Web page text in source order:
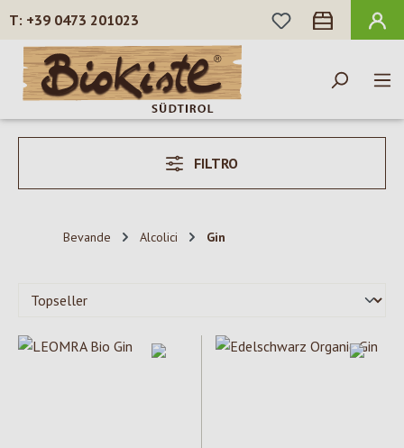
Passa al contenuto principale
+39 0473 201023
HAI 0 ARTICOLI
FILTRO
Bevande Alcolici Gin